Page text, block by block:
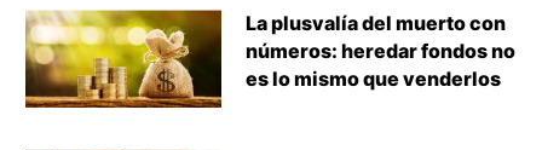
La plusvalía del muerto con
números: heredar fondos no
es lo mismo que venderlos